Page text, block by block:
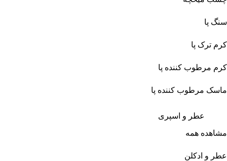
سنگ پا
کرم ترک پا
کرم مرطوب کننده پا
ماسک مرطوب کننده پا
عطر و اسپری
مشاهده همه
عطر و ادکلن